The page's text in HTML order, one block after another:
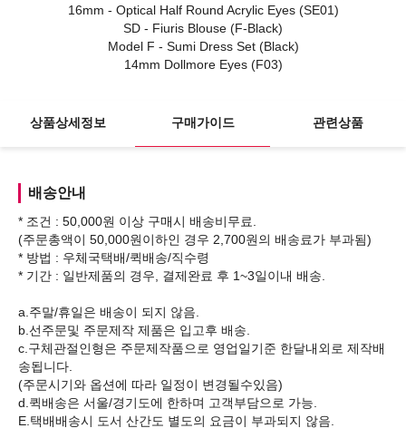
16mm - Optical Half Round Acrylic Eyes (SE01)
SD - Fiuris Blouse (F-Black)
Model F - Sumi Dress Set (Black)
14mm Dollmore Eyes (F03)
상품상세정보 구매가이드 관련상품
배송안내
* 조건 : 50,000원 이상 구매시 배송비무료.
(주문총액이 50,000원이하인 경우 2,700원의 배송료가 부과됨)
* 방법 : 우체국택배/퀵배송/직수령
* 기간 : 일반제품의 경우, 결제완료 후 1~3일이내 배송.
a.주말/휴일은 배송이 되지 않음.
b.선주문및 주문제작 제품은 입고후 배송.
c.구체관절인형은 주문제작품으로 영업일기준 한달내외로 제작배
송됩니다.
(주문시기와 옵션에 따라 일정이 변경될수있음)
d.퀵배송은 서울/경기도에 한하며 고객부담으로 가능.